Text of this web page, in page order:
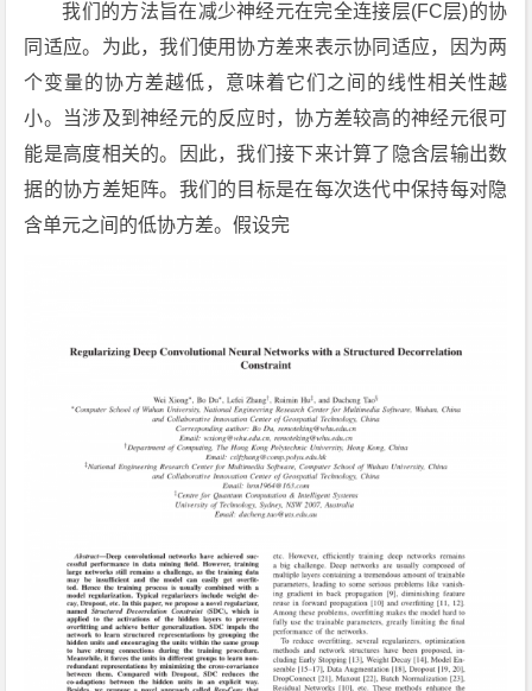
我们的方法旨在减少神经元在完全连接层(FC层)的协
同适应。为此，我们使用协方差来表示协同适应，因为两
个变量的协方差越低，意味着它们之间的线性相关性越
小。当涉及到神经元的反应时，协方差较高的神经元很可
能是高度相关的。因此，我们接下来计算了隐含层输出数
据的协方差矩阵。我们的目标是在每次迭代中保持每对隐
含单元之间的低协方差。假设完